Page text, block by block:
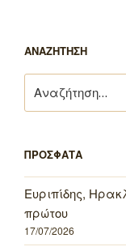
ΑΝΑΖΗΤΗΣΗ
για:
ΠΡΟΣΦΑΤΑ
Ευριπίδης,
πρώτου
17/07/2026